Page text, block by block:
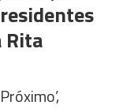
Rita